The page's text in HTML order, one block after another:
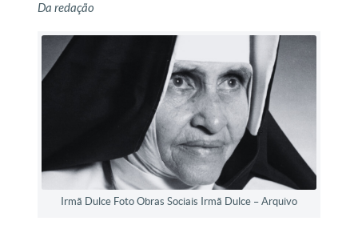
Da redação
Irmã Dulce Foto Obras Sociais Irmã Dulce – Arquivo